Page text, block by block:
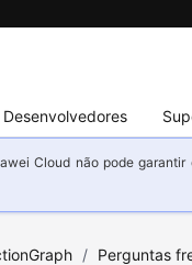
Desenvolvedores
Cloud não pode
/ Perguntas